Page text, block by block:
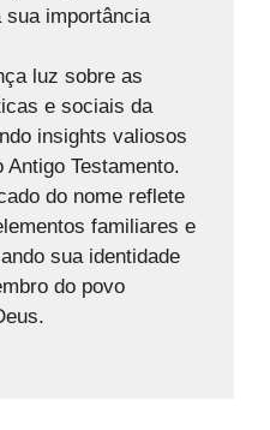
importância
luz sobre as
e sociais da
insights valiosos
Testamento.
do nome reflete
familiares e
sua identidade
do povo